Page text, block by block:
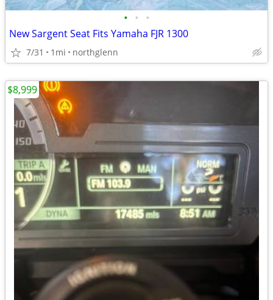
• • •
New Sargent Seat Fits Yamaha FJR 1300
7/31 1mi northglenn
$8,999